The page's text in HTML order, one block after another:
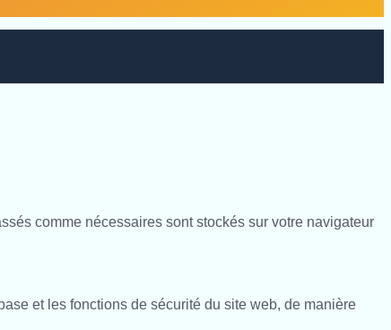
comme nécessaires sont stockés sur votre navigateur
et les fonctions de sécurité du site web, de manière